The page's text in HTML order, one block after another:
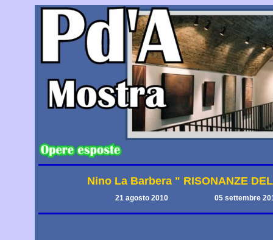
Nino La Barbera " RISONANZE
21 agosto 2010 05 settembre